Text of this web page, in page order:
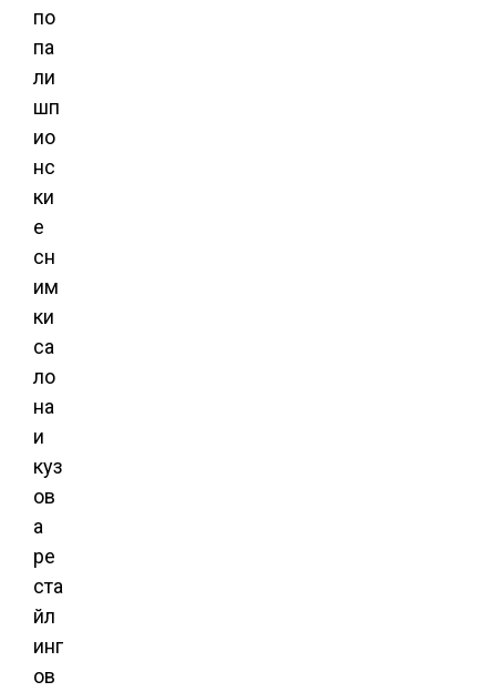
по
па
ли
шп
ио
нс
ки
е
сн
им
ки
са
ло
на
и
куз
ов
а
ре
ста
йл
инг
ов